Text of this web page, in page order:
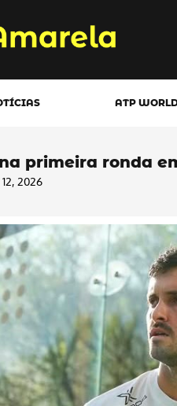
ATP
primeira ronda
2026